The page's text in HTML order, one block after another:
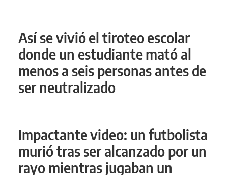
Así se vivió el tiroteo escolar
donde un estudiante mató al
menos a seis personas antes de
ser neutralizado
Impactante video: un futbolista
murió tras ser alcanzado por un
rayo mientras jugaban un